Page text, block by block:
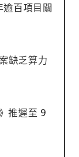
百項目關
缺乏算力
推遲至 9